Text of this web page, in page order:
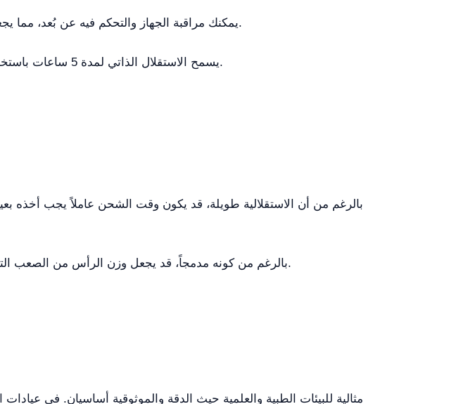
مع Wi‑Fi 2.4G و5G، يمكنك مراقبة الجهاز والتحكم فيه عن بُعد، مما يجعل استخدامه سهلاً في البيئات المهنية.
يسمح الاستقلال الذاتي لمدة 5 ساعات باستخدام الجهاز دون انقطاع، وهو مثالي للعلاجات الطويلة.
بالرغم من كونه مدمجاً، قد يجعل وزن الرأس من الصعب التعامل معه في بعض البيئات التي تتطلب حركة مستمرة.